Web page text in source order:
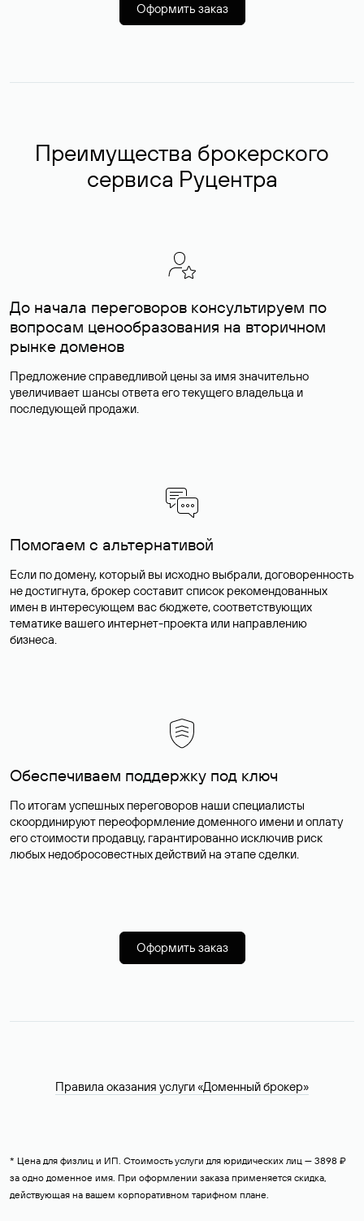
Оформить заказ
Преимущества брокерского
сервиса Руцентра
До начала переговоров консультируем по
вопросам ценообразования на вторичном
рынке доменов
Предложение справедливой цены за имя значительно
увеличивает шансы ответа его текущего владельца и
последующей продажи.
Помогаем с альтернативой
Если по домену, который вы исходно выбрали, договоренность
не достигнута, брокер составит список рекомендованных
имен в интересующем вас бюджете, соответствующих
тематике вашего интернет-проекта или направлению
бизнеса.
Обеспечиваем поддержку под ключ
По итогам успешных переговоров наши специалисты
скоординируют переоформление доменного имени и оплату
его стоимости продавцу, гарантированно исключив риск
любых недобросовестных действий на этапе сделки.
Оформить заказ
Правила оказания услуги «Доменный брокер»
* Цена для физлиц и ИП. Стоимость услуги для юридических лиц — 3898 ₽
за одно доменное имя. При оформлении заказа применяется скидка,
действующая на вашем корпоративном тарифном плане.